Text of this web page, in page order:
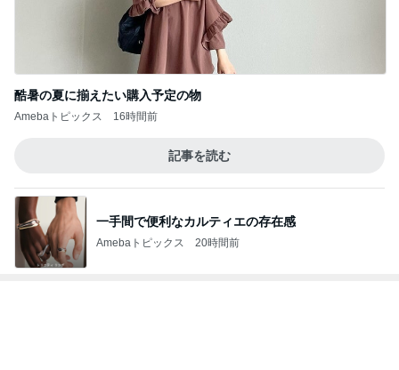
酷暑の夏に揃えたい購入予定の物
Amebaトピックス 16時間前
記事を読む
一手間で便利なカルティエの存在感
Amebaトピックス 20時間前